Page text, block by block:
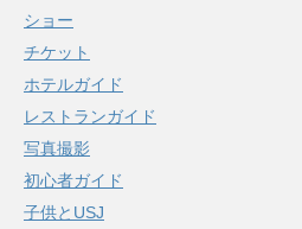
ショー
チケット
ホテルガイド
レストランガイド
写真撮影
初心者ガイド
子供とUSJ